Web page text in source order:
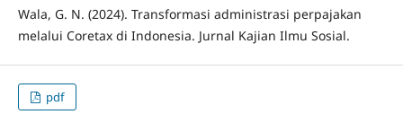
Wala, G. N. (2024). Transformasi administrasi perpajakan
melalui Coretax di Indonesia. Jurnal Kajian Ilmu Sosial.
pdf